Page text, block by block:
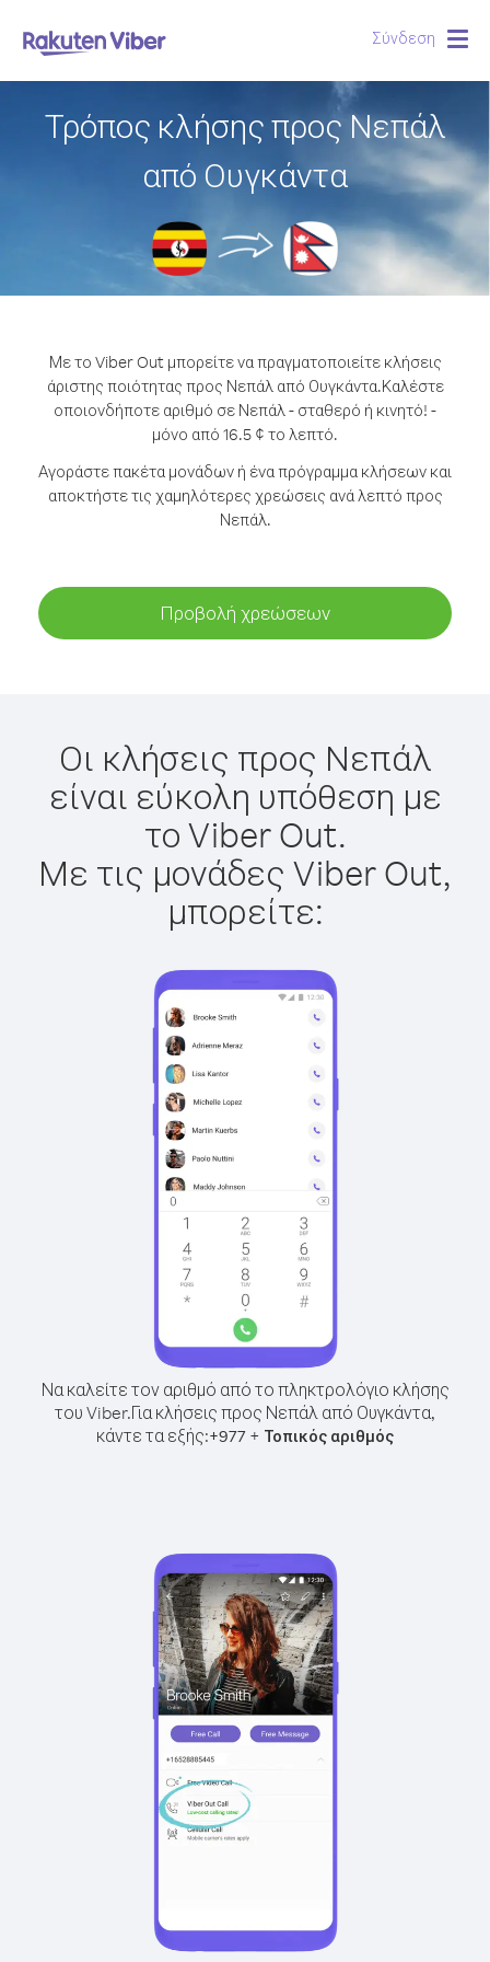
Σύνδεση
Τρόπος κλήσης προς Νεπάλ
από Ουγκάντα
Με το Viber Out μπορείτε να πραγματοποιείτε κλήσεις
άριστης ποιότητας προς Νεπάλ από Ουγκάντα.Καλέστε
οποιονδήποτε αριθμό σε Νεπάλ - σταθερό ή κινητό! -
μόνο από 16.5 ¢ το λεπτό.
Αγοράστε πακέτα μονάδων ή ένα πρόγραμμα κλήσεων και
αποκτήστε τις χαμηλότερες χρεώσεις ανά λεπτό προς
Νεπάλ.
Προβολή χρεώσεων
Οι κλήσεις προς Νεπάλ
είναι εύκολη υπόθεση με
το Viber Out.
Με τις μονάδες Viber Out,
μπορείτε:
Να καλείτε τον αριθμό από το πληκτρολόγιο κλήσης
του Viber.Για κλήσεις προς Νεπάλ από Ουγκάντα,
κάντε τα εξής:+977 + Τοπικός αριθμός